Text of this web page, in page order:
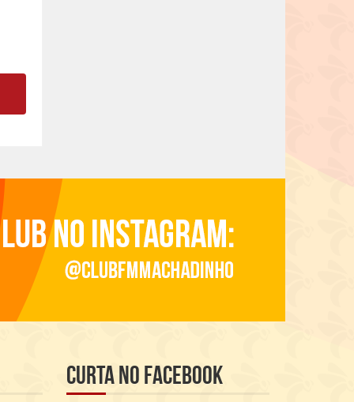
Curta no Facebook